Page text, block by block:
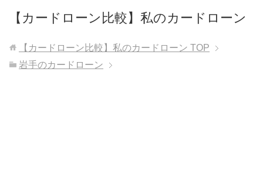
【カードローン比較】私のカードローン
【カードローン比較】私のカードローン TOP
岩手のカードローン